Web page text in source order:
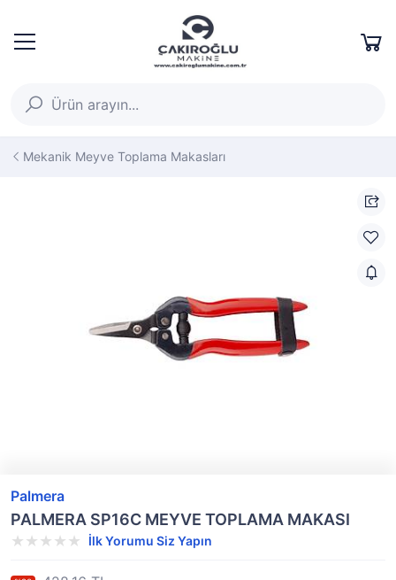
Mekanik Meyve Toplama Makasları
Palmera
PALMERA SP16C MEYVE TOPLAMA MAKASI
İlk Yorumu Siz Yapın